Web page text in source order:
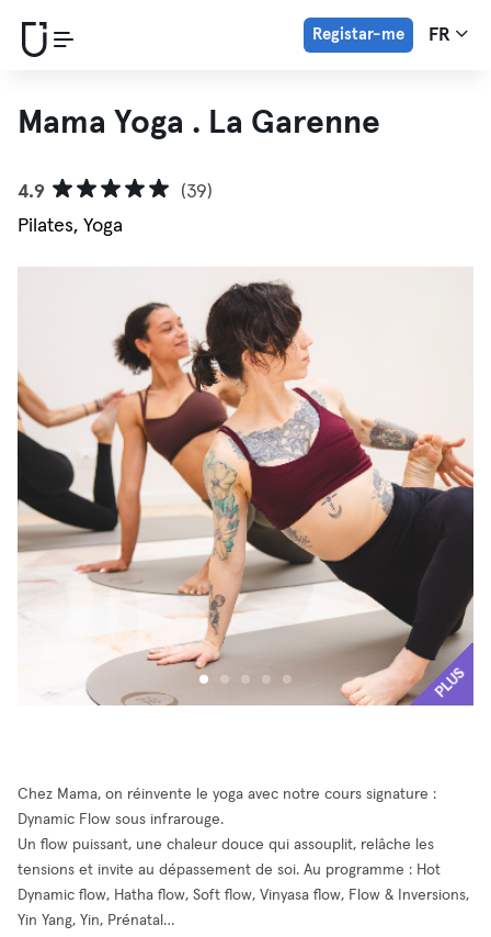
Registar-me FR
Mama Yoga . La Garenne
4.9
(39)
Pilates, Yoga
PLUS
Chez Mama, on réinvente le yoga avec notre cours signature :
Dynamic Flow sous infrarouge.
Un flow puissant, une chaleur douce qui assouplit, relâche les
tensions et invite au dépassement de soi. Au programme : Hot
Dynamic flow, Hatha flow, Soft flow, Vinyasa flow, Flow & Inversions,
Yin Yang, Yin, Prénatal…